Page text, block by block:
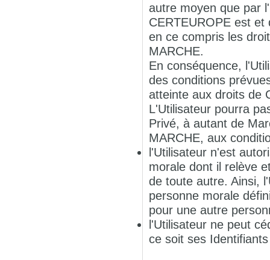
autre moyen que par
CERTEUROPE est
en ce compris les
MARCHE.
En conséquence,
des conditions
atteinte aux droits de
L'Utilisateur pourra
Privé, à autant de
MARCHE, aux
l'Utilisateur n'est
morale dont il relève
de toute autre. Ainsi,
personne morale
pour une autre
l'Utilisateur ne peut
ce soit ses